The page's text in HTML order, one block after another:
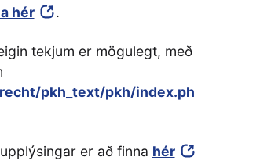
hér .
tekjum er mögulegt, með
pkh_text/pkh/index.ph
er að finna hér